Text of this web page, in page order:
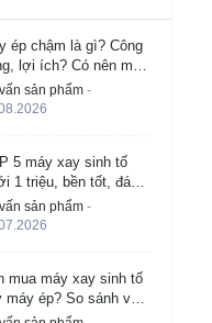
ép chậm là gì? Công
lợi ích? Có nên mua
sản phẩm -
5 máy xay sinh tố
1 triệu, bền tốt, đáng
2026sản phẩm -
mua máy xay sinh tố
máy ép? So sánh và
chi tiết